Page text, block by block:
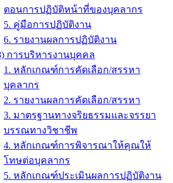
ตอนการปฏิบัติหน้าที่ของบุคลากร
5. คู่มือการปฏิบัติงาน
6. รายงานผลการปฏิบัติงาน
การบริหารงานบุคคล
1. หลักเกณฑ์การคัดเลือก/สรรหา
บุคลากร
2. รายงานผลการคัดเลือก/สรรหา
3. มาตรฐานทางจริยธรรมและจรรยา
บรรณทางวิชาชีพ
4. หลักเกณฑ์การพิจารณาให้คุณให้
โทษต่อบุคลากร
5. หลักเกณฑ์ประเมินผลการปฏิบัติงาน